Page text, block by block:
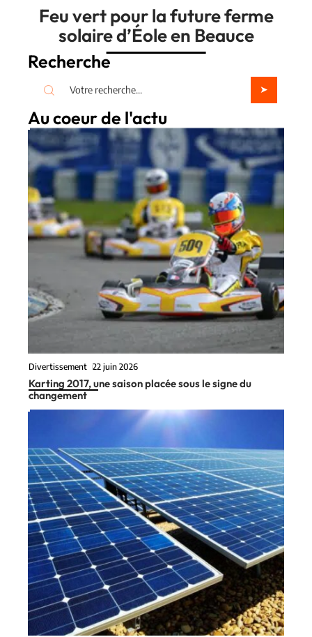
Feu vert pour la future ferme
solaire d’Éole en Beauce
Recherche
Au coeur de l'actu
Divertissement 22 juin 2026
Karting 2017, une saison placée sous le signe du
changement